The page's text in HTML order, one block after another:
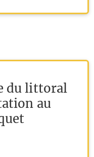
du littoral
au